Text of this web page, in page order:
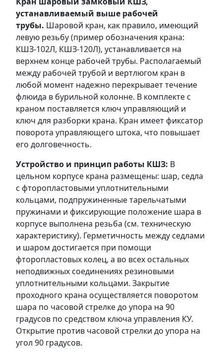
устанавливаемый выше рабочей
трубы. Шаровой кран, как правило, имеющий
левую резьбу (пример обозначения крана:
КШЗ-102Л, КШЗ-120Л), устанавливается на
верхнем конце рабочей трубы. Располагаемый
между рабочей трубой и вертлюгом кран в
любой момент надежно перекрывает течение
флюида в бурильной колонне. В комплекте с
краном поставляется ключ управляющий и
ключ для разборки крана. Кран имеет фиксатор
поворота управляющего штока, что повышает
его долговечность.
Устройство и принцип работы КШЗ: В
цельном корпусе крана размещены: шар, седла
с фторопластовыми уплотнительными
кольцами, подпружиненные тарельчатыми
пружинами и фиксирующие положение шара в
корпусе выполнена резьба (см. техническую
характеристику). Герметичность между седлами
и шаром достигается при помощи
фторопластовых колец, а во всех остальных
неподвижных соединениях резиновыми
уплотнительными кольцами. Закрытие
проходного крана осуществляется поворотом
шара по часовой стрелке до упора на 90
градусов по средством ключа управления КУ.
Открытие против часовой стрелки до упора на
угол 90 градусов.